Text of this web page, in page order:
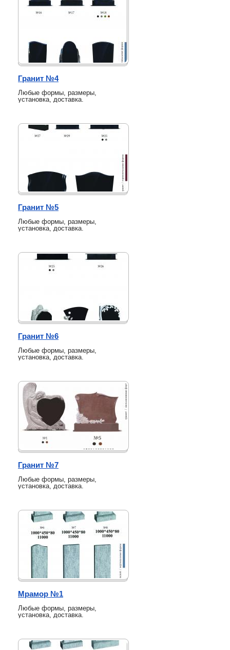
Гранит №4
Любые формы, размеры,
установка, доставка.
Гранит №5
Любые формы, размеры,
установка, доставка.
Гранит №6
Любые формы, размеры,
установка, доставка.
Гранит №7
Любые формы, размеры,
установка, доставка.
Мрамор №1
Любые формы, размеры,
установка, доставка.